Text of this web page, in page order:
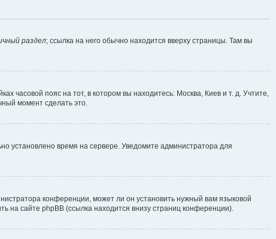
раздел; ссылка на него обычно находится вверху страницы. Там вы
часовой пояс на тот, в котором вы находитесь: Москва, Киев и т. д. Учтите,
момент сделать это.
установлено время на сервере. Уведомите администратора для
конференции, может ли он установить нужный вам языковой
на сайте phpBB (ссылка находится внизу страниц конференции).